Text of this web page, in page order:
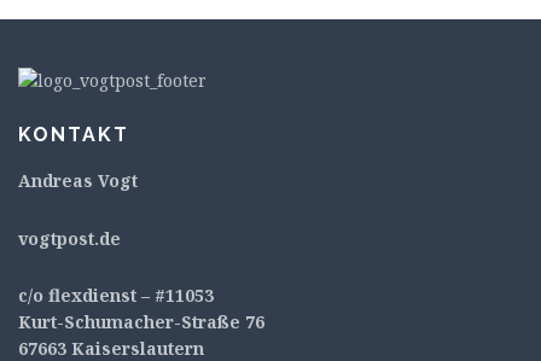
KONTAKT
Andreas Vogt
vogtpost.de
c/o flexdienst – #11053
Kurt-Schumacher-Straße 76
67663 Kaiserslautern